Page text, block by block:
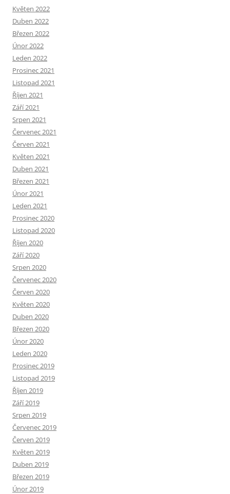
Květen 2022
Duben 2022
Březen 2022
Únor 2022
Leden 2022
Prosinec 2021
Listopad 2021
Říjen 2021
Září 2021
Srpen 2021
Červenec 2021
Červen 2021
Květen 2021
Duben 2021
Březen 2021
Únor 2021
Leden 2021
Prosinec 2020
Listopad 2020
Říjen 2020
Září 2020
Srpen 2020
Červenec 2020
Červen 2020
Květen 2020
Duben 2020
Březen 2020
Únor 2020
Leden 2020
Prosinec 2019
Listopad 2019
Říjen 2019
Září 2019
Srpen 2019
Červenec 2019
Červen 2019
Květen 2019
Duben 2019
Březen 2019
Únor 2019